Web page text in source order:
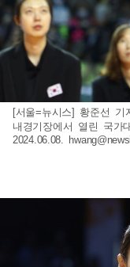
[서울=뉴시스] 황준선
내경기장에서 열린 국가
2024.06.08.